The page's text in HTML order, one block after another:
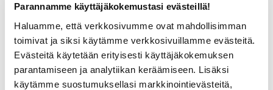
Parannamme käyttäjäkokemustasi evästeillä!
Haluamme, että verkkosivumme ovat mahdollisimman
toimivat ja siksi käytämme verkkosivuillamme evästeitä.
Evästeitä käytetään erityisesti käyttäjäkokemuksen
parantamiseen ja analytiikan keräämiseen. Lisäksi
käytämme suostumuksellasi markkinointievästeitä,
Kaukolämmön
asiakaspalvelu
MA-PE KLO 8-16